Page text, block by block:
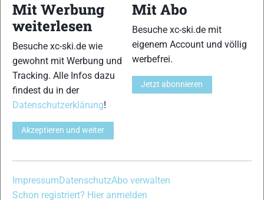
Tobias Angerer (SC Vachendorf)
Thomas Bing (WSV Dermbach)
Lucas Bögl (SC Gaißach)
Hannes Dotzler (SC Sonthofen)
Sebastian Eisenlauer (SC Sonthofen)
Jens Filbrich (WSV Oberhof 05)
Franz Göring (SCM Zella-Mehlis)
Andy Kühne (WSC Erzgebirge Oberwiesenthal)
Tom Reichelt (WSC Erzgebirge Oberwiesenthal)
Axel Teichmann (WSV Bad Lobenstein)
Tim Tscharnke (SV Biberau)
Mit Werbung
weiterlesen
Besuche xc-ski.de wie
gewohnt mit Werbung und
Tracking. Alle Infos dazu
findest du in der
Datenschutzerklärung!
Akzeptieren und weiter
Mit Abo
Besuche xc-ski.de mit
eigenem Account und völlig
werbefrei.
Jetzt abonnieren
Impressum DatenschutzAbo verwalten
Schon registriert? Hier anmelden